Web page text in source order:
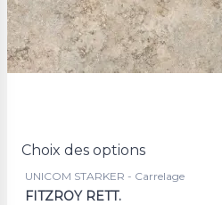
Choix des options
UNICOM STARKER - Carrelage
FITZROY RETT.